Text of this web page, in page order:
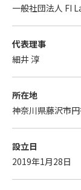
一般社団法人 FI
代表理事
細井 淳
所在地
神奈川県藤沢市
設立日
2019年1月28日